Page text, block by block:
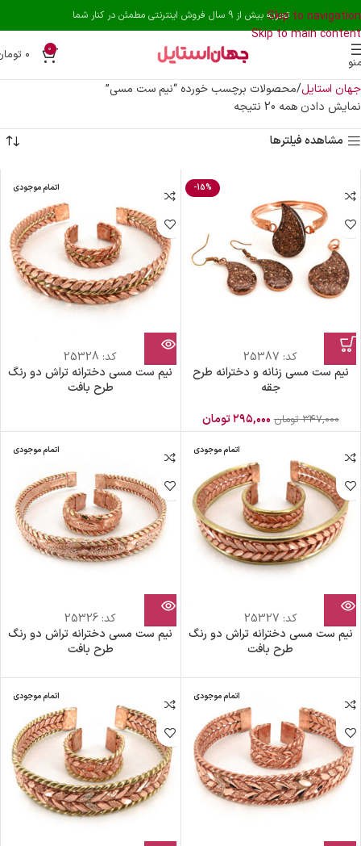
Skip to navigation
Skip to main content
تجربه بیش از 9 سال فروش اینترنتی مطمئن در کنار شما
0 ۰
جهان استایل محصولات برچسب خورده “نیم ست مسی”
نمایش دادن همه 20 نتیجه
مشاهده فیلترها
-15%
کد: 25387
نیم ست مسی زنانه و دخترانه طرح
جقه
۳۴۷,۰۰۰ تومان ۲۹۵,۰۰۰تومان
اتمام موجودی
کد: 25328
نیم ست مسی دخترانه تراش دو رنگ
طرح بافت
اتمام موجودی
کد: 25327
نیم ست مسی دخترانه تراش دو رنگ
طرح بافت
اتمام موجودی
کد: 25326
نیم ست مسی دخترانه تراش دو رنگ
طرح بافت
اتمام موجودی اتمام موجودی